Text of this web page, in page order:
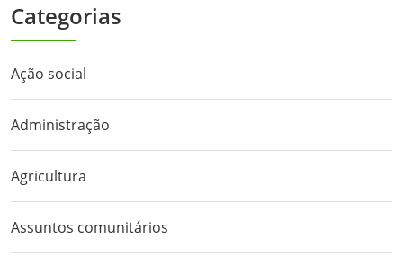
Categorias
Ação social
Administração
Agricultura
Assuntos comunitários